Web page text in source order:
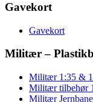
Gavekort
Gavekort
Militær –
Militær 1:35 &
Militær tilbehør
Militær